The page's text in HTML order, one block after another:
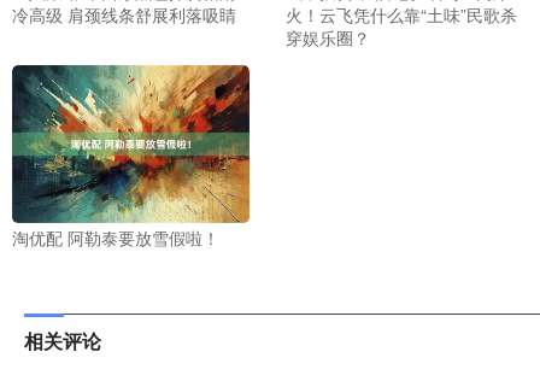
冷高级 肩颈线条舒展利落吸睛
火！云飞凭什么靠“土味”民歌杀
穿娱乐圈？
淘优配 阿勒泰要放雪假啦！
相关评论